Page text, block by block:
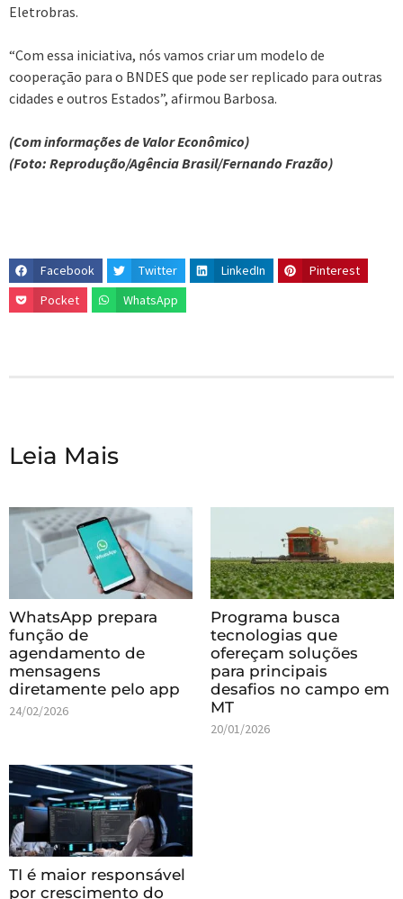
Eletrobras.
“Com essa iniciativa, nós vamos criar um modelo de
cooperação para o BNDES que pode ser replicado para outras
cidades e outros Estados”, afirmou Barbosa.
(Com informações de Valor Econômico)
(Foto: Reprodução/Agência Brasil/Fernando Frazão)
Facebook Twitter LinkedIn
Pinterest
Pocket
WhatsApp
Leia Mais
WhatsApp prepara
função de
agendamento de
mensagens
diretamente pelo app
24/02/2026
Programa busca
tecnologias que
ofereçam soluções
para principais
desafios no campo em
MT
20/01/2026
TI é maior responsável
por crescimento do